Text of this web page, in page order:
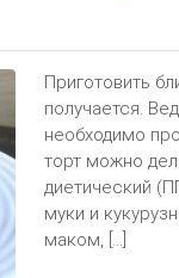
Приготовить
получается.
необходимо
торт можно
диетический
муки и
маком, […]